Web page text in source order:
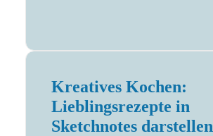
Kreatives Kochen:
Lieblingsrezepte in
Sketchnotes darstellen